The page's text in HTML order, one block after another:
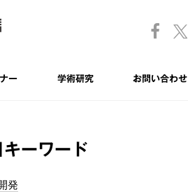
ー 学術研究 お問い合わせ
キーワード
発